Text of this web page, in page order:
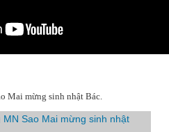
Mai mừng sinh nhật Bác.